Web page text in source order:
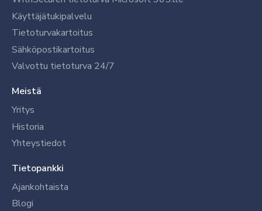
Käyttäjätukipalvelu
Tietoturvakartoitus
Sähköpostikartoitus
Valvottu tietoturva 24/7
Meistä
Yritys
Historia
Yhteystiedot
Tietopankki
Ajankohtaista
Blogi